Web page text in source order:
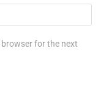
for the next